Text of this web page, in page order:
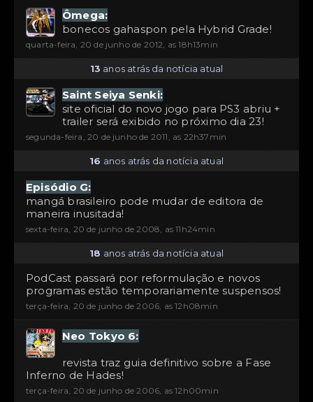
Ômega:
bonecos gahaspon pela Hybrid Grade!
quarta-feira, 20 de junho de 2012, as 18h13min
13 anos atrás da notícia atual
Saint Seiya Senki:
site oficial do novo jogo para PS3 abriu +
trailer será exibido no próximo dia 23!
segunda-feira, 20 de junho de 2011, as 22h37min
16 anos atrás da notícia atual
Episódio G:
mangá brasileiro pode mudar de editora de
maneira inusitada!
sexta-feira, 20 de junho de 2008, as 11h24min
18 anos atrás da notícia atual
PodCast passará por reformulação e novos
programas estão temporariamente suspensos!
terça-feira, 20 de junho de 2006, as 12h08min
Neo Tokyo 6:
revista traz guia definitivo sobre a Fase
Inferno de Hades!
terça-feira, 20 de junho de 2006, as 12h00min